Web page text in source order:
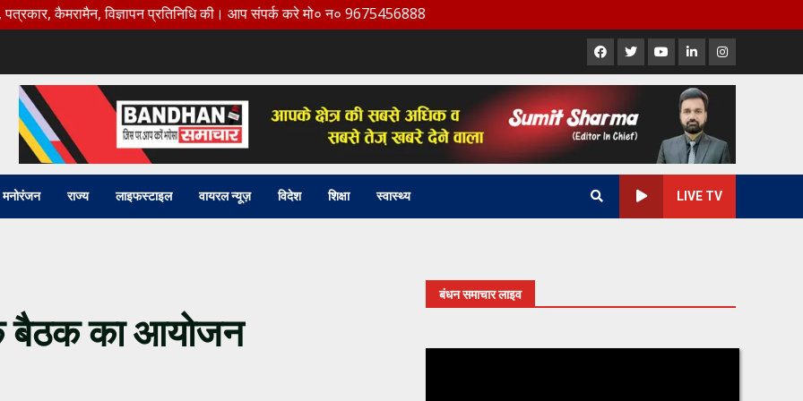
विज्ञापन प्रतिनिधि की। आप संपर्क करे मो० न० 9675456888
Facebook
X YoutubeLinkedInInstagram
मनोरंजन राज्य लाइफस्टाइल वायरल न्यूज़ विदेश शिक्षा स्वास्थ्य LIVE TV
बैठक का आयोजन
बंधन समाचार लाइव